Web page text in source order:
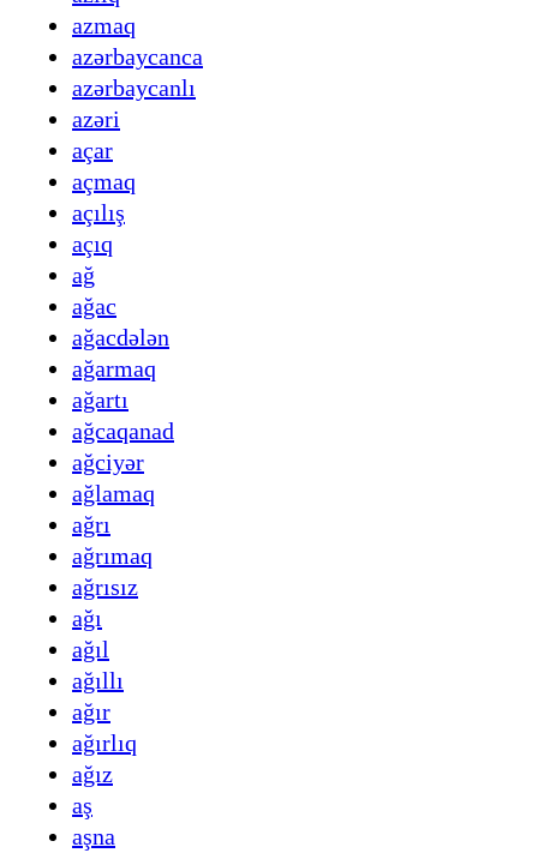
azmaq
azərbaycanca
azərbaycanlı
azəri
açar
açmaq
açılış
açıq
ağ
ağac
ağacdələn
ağarmaq
ağartı
ağcaqanad
ağciyər
ağlamaq
ağrı
ağrımaq
ağrısız
ağı
ağıl
ağıllı
ağır
ağırlıq
ağız
aş
aşna